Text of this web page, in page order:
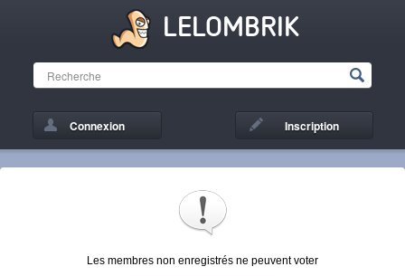
LELOMBRIK
Connexion Inscription
Les membres non enregistrés ne peuvent voter